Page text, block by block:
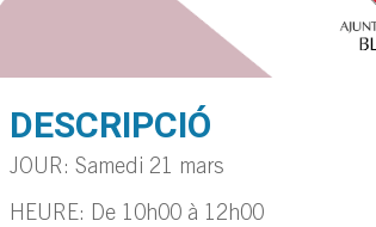
DESCRIPCIÓ
JOUR: Samedi 21 mars
HEURE: De 10h00 à 12h00